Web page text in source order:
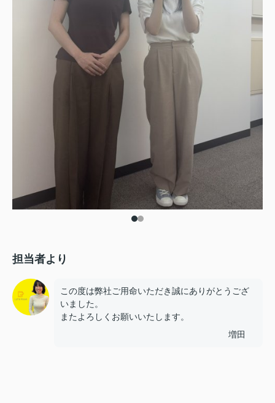
担当者より
この度は弊社ご用命いただき誠にありがとうござ
いました。
またよろしくお願いいたします。
増田